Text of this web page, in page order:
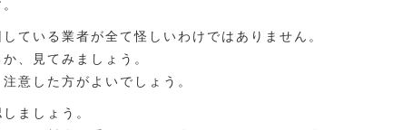
ている業者が全て怪しいわけではありません。
、見てみましょう。
意した方がよいでしょう。
ましょう。